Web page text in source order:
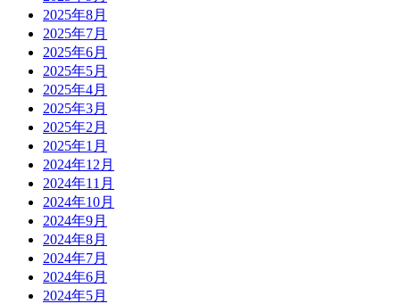
2025年8月
2025年7月
2025年6月
2025年5月
2025年4月
2025年3月
2025年2月
2025年1月
2024年12月
2024年11月
2024年10月
2024年9月
2024年8月
2024年7月
2024年6月
2024年5月